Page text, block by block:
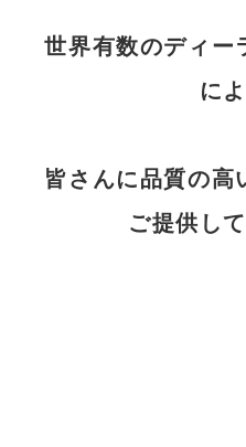
世界有数のディー
に
皆さんに品質の高
ご提供し